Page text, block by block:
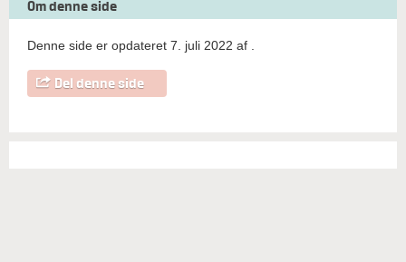
Om denne side
Denne side er opdateret 7. juli 2022 af
Del denne side